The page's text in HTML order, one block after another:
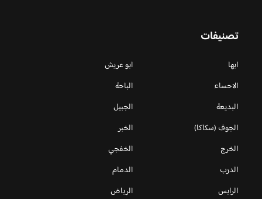
تصنيفات
ابها
ابو عريش
الاحساء
الباحة
البديعة
الجبيل
الجوف (سكاكا)
الخبر
الخرج
الخفجي
الدرب
الدمام
الرايس
الرياض